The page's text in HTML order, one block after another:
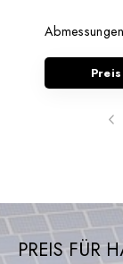
PREIS FÜR